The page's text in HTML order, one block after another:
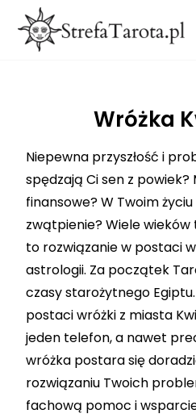
Wróżka
Niepewna przyszłość i
spędzają Ci sen z
finansowe? W Twoim
zwątpienie? Wiele
to rozwiązanie w postaci
astrologii. Za początek
czasy starożytnego
postaci wróżki z miasta
jeden telefon, a nawet
wróżka postara się
rozwiązaniu Twoich
fachową pomoc i